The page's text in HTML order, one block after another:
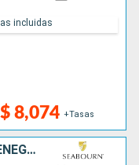
8,074 +Tasas
incluidas
ITALIA, MALTA, CROACIA, MONTENEGRO